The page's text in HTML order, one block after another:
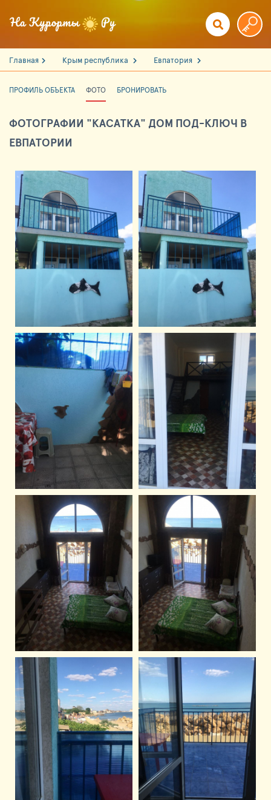
Главная Крым республика Евпатория
ПРОФИЛЬ ОБЪЕКТА ФОТО БРОНИРОВАТЬ
ФОТОГРАФИИ "КАСАТКА" ДОМ ПОД-КЛЮЧ В
ЕВПАТОРИИ